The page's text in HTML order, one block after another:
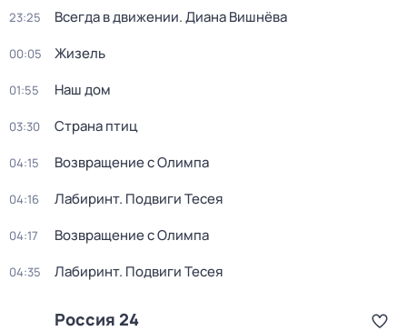
23:25 Всегда в движении. Диана Вишнёва
00:05 Жизель
01:55 Наш дом
03:30 Страна птиц
04:15 Возвращение с Олимпа
04:16 Лабиринт. Подвиги Тесея
04:17 Возвращение с Олимпа
04:35 Лабиринт. Подвиги Тесея
Россия 24